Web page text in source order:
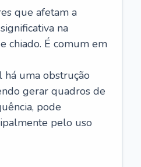
que afetam a
na
chiado. É comum em
há uma obstrução
gerar quadros de
pode
pelo uso